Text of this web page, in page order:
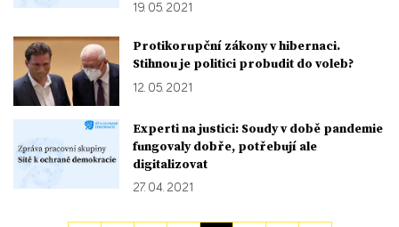
19. 05. 2021
Protikorupční zákony v hibernaci.
Stihnou je politici probudit do voleb?
12. 05. 2021
Experti na justici: Soudy v době pandemie
fungovaly dobře, potřebují ale
digitalizovat
27. 04. 2021